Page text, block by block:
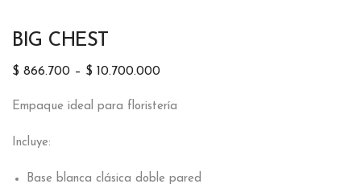
BIG CHEST
$ 866.700 – $ 10.700.000
Empaque ideal para floristería
Incluye:
Base blanca clásica doble pared